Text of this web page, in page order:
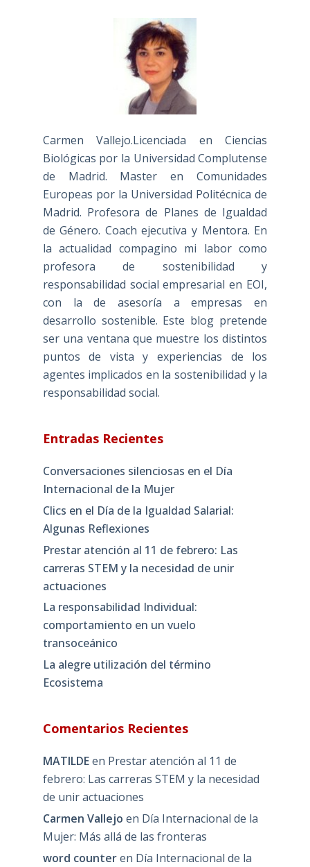
Carmen Vallejo.Licenciada en Ciencias
Biológicas por la Universidad Complutense
de Madrid. Master en Comunidades
Europeas por la Universidad Politécnica de
Madrid. Profesora de Planes de Igualdad
de Género. Coach ejecutiva y Mentora. En
la actualidad compagino mi labor como
profesora de sostenibilidad y
responsabilidad social empresarial en EOI,
con la de asesoría a empresas en
desarrollo sostenible. Este blog pretende
ser una ventana que muestre los distintos
puntos de vista y experiencias de los
agentes implicados en la sostenibilidad y la
responsabilidad social.
Entradas Recientes
Conversaciones silenciosas en el Día
Internacional de la Mujer
Clics en el Día de la Igualdad Salarial:
Algunas Reflexiones
Prestar atención al 11 de febrero: Las
carreras STEM y la necesidad de unir
actuaciones
La responsabilidad Individual:
comportamiento en un vuelo
transoceánico
La alegre utilización del término
Ecosistema
Comentarios Recientes
MATILDEen Prestar atención al 11 de
febrero: Las carreras STEM y la necesidad
de unir actuaciones
Carmen Vallejo en Día Internacional de la
Mujer: Más allá de las fronteras
word counteren Día Internacional de la